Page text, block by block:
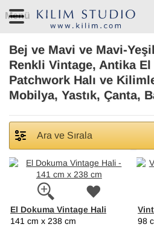
Menü
Bej ve Mavi ve Mavi-
Renkli Vintage, Antika El
Patchwork Halı ve
Mobilya, Yastık, Çanta,
Ara ve Sırala
El Dokuma Vintage Hali
141 cm x 238 cm
98